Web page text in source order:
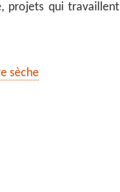
projets qui travaillent
sèche